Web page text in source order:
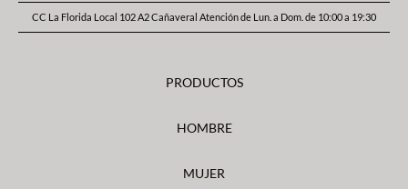
CC La Florida Local 102 A2 Cañaveral Atención de Lun. a Dom. de 10:00 a 19:30
PRODUCTOS
HOMBRE
MUJER